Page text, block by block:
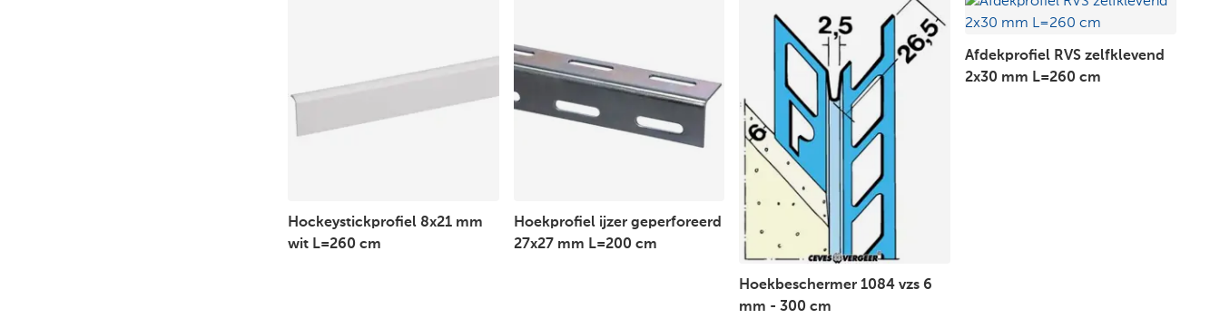
Hockeystickprofiel 8x21 mm
wit L=260 cm
Hoekprofiel ijzer geperforeerd
27x27 mm L=200 cm
Hoekbeschermer 1084 vzs 6
mm - 300 cm
Afdekprofiel RVS zelfklevend
2x30 mm L=260 cm